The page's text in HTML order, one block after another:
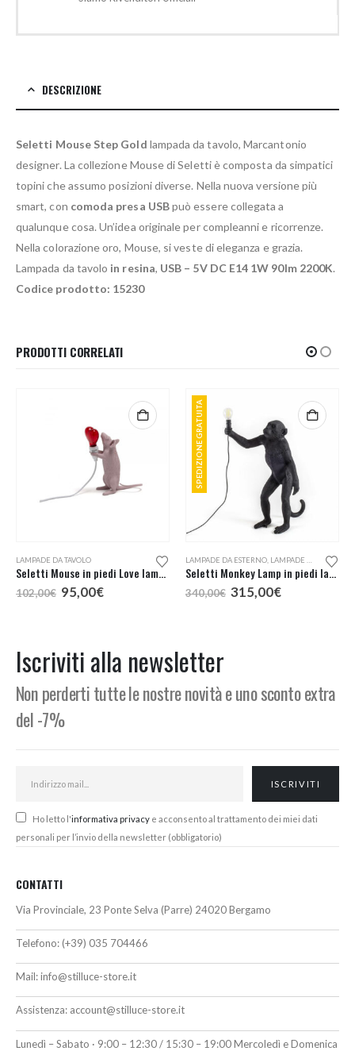
DESCRIZIONE
Seletti Mouse Step Gold lampada da tavolo, Marcantonio
designer. La collezione Mouse di Seletti è composta da simpatici
topini che assumo posizioni diverse. Nella nuova versione più
smart, con comoda presa USBpuò essere collegata a
qualunque cosa. Un’idea originale per compleanni e ricorrenze.
Nella colorazione oro, Mouse, si veste di eleganza e grazia.
Lampada da tavolo in resina, USB – 5V DC E14 1W 90lm 2200K.
Codice prodotto: 15230
PRODOTTI CORRELATI
LAMPADE DA TAVOLO
Seletti Mouse in piedi Love lampada tavolo
102,00€ Il
prezzo
95,00€Il
SPEDIZIONE GRATUITA
LAMPADE DA ESTERNO LAMPADE DA TAVOLO
Seletti Monkey Lamp in piedi lampada da esterno
340,00€ Il
prezzo
315,00€Il
Iscriviti alla newsletter
Non perderti tutte le nostre novità e uno sconto extra
del -7%
Ho letto l'informativa privacy e acconsento al trattamento dei miei dati
personali per l’invio della newsletter (obbligatorio)
CONTATTI
Via Provinciale, 23 Ponte Selva (Parre) 24020 Bergamo
Telefono: (+39) 035 704466
Mail:info@stilluce-store.it
Assistenza: account@stilluce-store.it
Lunedì – Sabato · 9:00 – 12:30 / 15:30 – 19:00 Mercoledì e Domenica